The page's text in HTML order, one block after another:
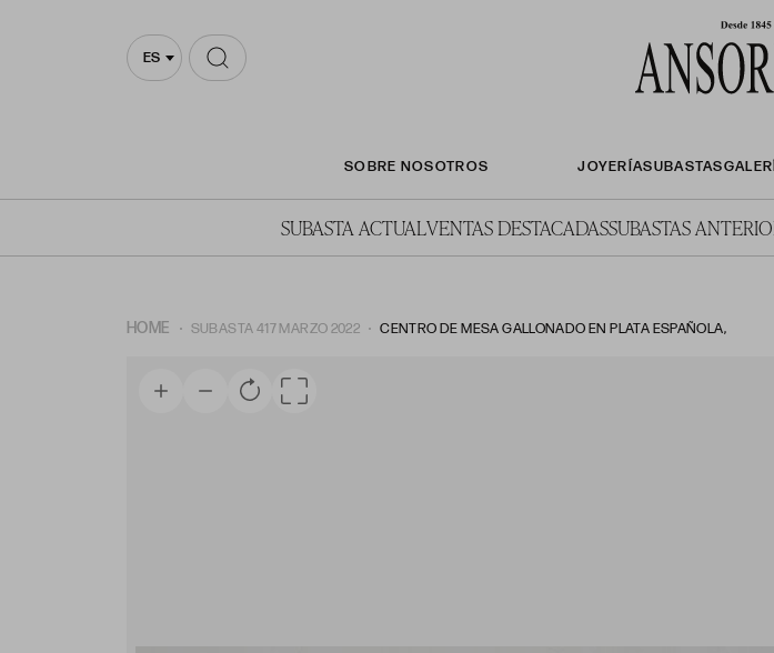
ES
SOBRE NOSOTROS JOYERÍASUBASTAS
SUBASTA ACTUALVENTAS DESTACADASSUBASTAS
HOME SUBASTA 417 MARZO 2022 CENTRO DE MESA GALLONADO EN PLATA ESPAÑOLA,